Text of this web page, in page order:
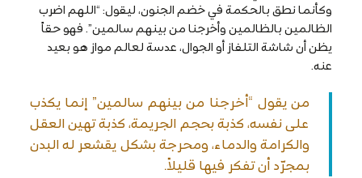
وكأنما نطق بالحكمة في خضم الجنون، ليقول: “اللهم اضرب
الظالمين بالظالمين وأخرجنا من بينهم سالمين”. فهو حقاً
يظن أن شاشة التلفاز أو الجوال، عدسة لعالم مواز هو بعيد
عنه.
من يقول “أخرجنا من بينهم سالمين” إنما يكذب
على نفسه، كذبة بحجم الجريمة، كذبة تهين العقل
والكرامة والدماء، ومحرجة بشكل يقشعر له البدن
بمجرّد أن تفكر فيها قليلاً.